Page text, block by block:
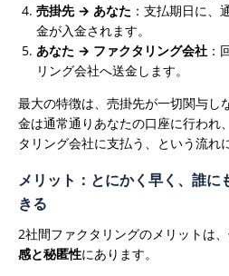
売掛先 → あなた ：支払期日に、
金が入金されます。
あなた → ファクタリング会社 ：
リング会社へ送金します。
最大の特徴は、売掛先が一切関与し
金は通常通りあなたの口座に行われ
タリング会社に支払う、という流れ
メリット：とにかく早く、誰に
きる
2社間ファクタリングのメリットは
感と秘匿性にあります。